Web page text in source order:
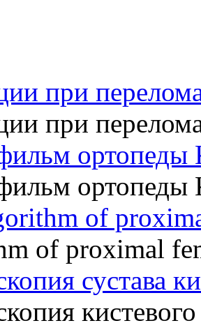
при
при
ортопеды
ортопеды
of
of proximal
сустава